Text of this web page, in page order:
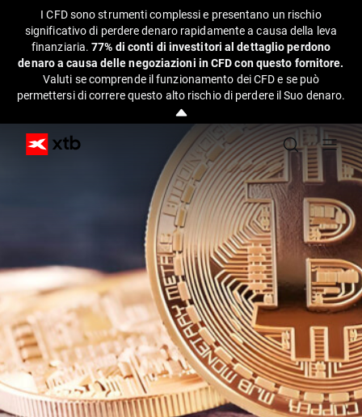
I CFD sono strumenti complessi e presentano un rischio
significativo di perdere denaro rapidamente a causa della leva
finanziaria.77% di conti di investitori al dettaglio perdono
denaro a causa delle negoziazioni in CFD con questo fornitore.
Valuti se comprende il funzionamento dei CFD e se può
permettersi di correre questo alto rischio di perdere il Suo denaro.